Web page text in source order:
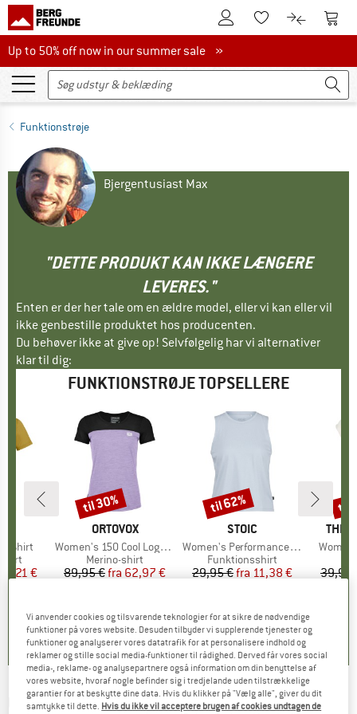
Til kundekontoenTil huskesedlen.
Til Til
Up to 50% off now in our summer sale
Up to 50% off now in our summer sale »
Funktionstrøje
Bjergentusiast Max
"DETTE PRODUKT KAN IKKE LÆNGERE
LEVERES."
Enten er der her tale om en ældre model, eller vi kan eller vil
ikke genbestille produktet hos producenten.
Du behøver ikke at give op! Selvfølgelig har vi alternativer
klar til dig:
FUNKTIONSTRØJE TOPSELLERE
T-Shirt
pris
€
)
MÆRKE
ORTOVOX
Artikel
Women's 150 Cool Logo T-Shirt
Produktgruppe
Merino-shirt
Pris
89,95 € Nedsat pris
fra 62,97 €
4,7(24)
Rabat
til 30%
MÆRKE
STOIC
Artikel
Women's PerformanceMerino BorgholmSt. Tank
Produktgruppe
Funktionsshirt
Pris
29,95 € Nedsat pris
fra 11,38 €
4,0(2)
Rabat
til 62%
THE
Artikel
39,95
til
UNDER ARMOUR -Vanish S/S -
Vi anvender cookies og tilsvarende teknologier for at sikre de nødvendige
funktioner på vores website. Desuden tilbyder vi supplerende tjenester og
funktioner og analyserer vores datatrafik for at personalisere indhold og
reklamer og stille social media-funktioner til rådighed. Derved får vores social
media-, reklame- og analysepartnere også information om din benyttelse af
vores website, hvoraf nogle befinder sig i tredjelande uden tilstrækkelige
garantier for at beskytte dine data. Hvis du klikker på "Vælg alle", giver du dit
samtykke til dette. Hvis du ikke vil acceptere brugen af cookies undtagen de